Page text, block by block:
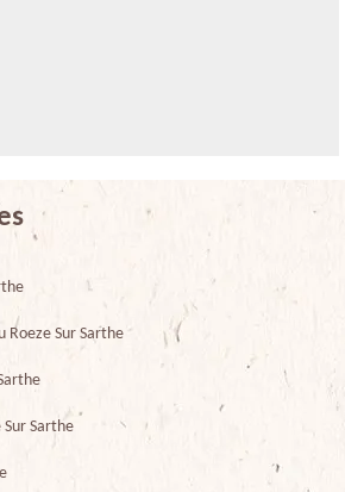
Roeze Sur Sarthe
Sarthe